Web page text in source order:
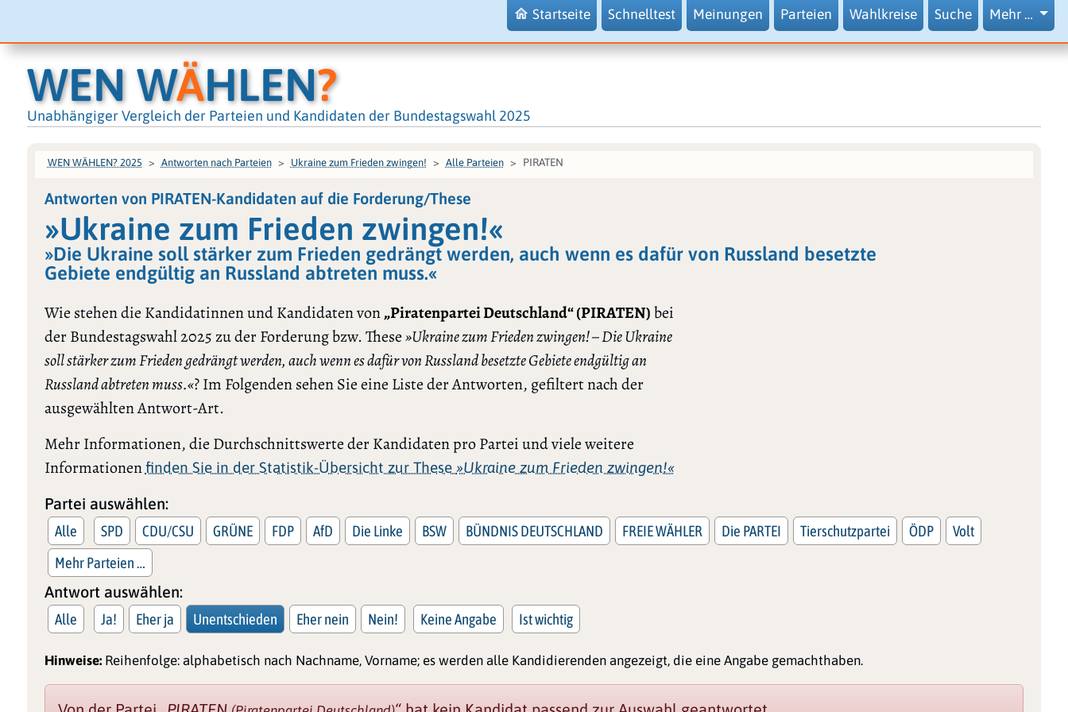
Startseite Schnelltest Meinungen Parteien Wahlkreise Suche Mehr …
WEN WÄHLEN?
Unabhängiger Vergleich der Parteien und Kandidaten der Bundestagswahl 2025
WEN WÄHLEN? 2025 Antworten nach Parteien Ukraine zum Frieden zwingen! Alle Parteien PIRATEN
Antworten von PIRATEN-Kandidaten auf die Forderung/These
»Ukraine zum Frieden zwingen!«
»Die Ukraine soll stärker zum Frieden gedrängt werden, auch wenn es dafür von Russland besetzte
Gebiete endgültig an Russland abtreten muss.«
Wie stehen die Kandidatinnen und Kandidaten von„Piratenpartei Deutschland“ (PIRATEN)bei
der Bundestagswahl 2025 zu der Forderung bzw. These»Ukraine zum Frieden zwingen! – Die Ukraine
soll stärker zum Frieden gedrängt werden, auch wenn es dafür von Russland besetzte Gebiete endgültig an
Russland abtreten muss.«? Im Folgenden sehen Sie eine Liste der Antworten, gefiltert nach der
ausgewählten Antwort-Art.
Mehr Informationen, die Durchschnittswerte der Kandidaten pro Partei und viele weitere
Informationenfinden Sie in der Statistik-Übersicht zur These »Ukraine zum Frieden zwingen!«
Partei auswählen:
Alle SPD CDU/CSU GRÜNE FDP AfD Die Linke BSW BÜNDNIS DEUTSCHLAND FREIE WÄHLER Die PARTEI Tierschutzpartei ÖDP
Volt
Mehr Parteien …
Antwort auswählen:
Alle Ja! Eher ja Unentschieden Eher nein Nein! Keine Angabe Ist wichtig
Hinweise: Reihenfolge: alphabetisch nach Nachname, Vorname; es werden alle Kandidierenden angezeigt, die eine Angabe gemachthaben.